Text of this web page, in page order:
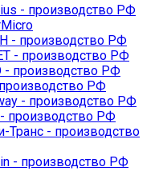
- производство РФ
- производство РФ
- производство РФ
производство РФ
РФ
- производство РФ
производство РФ
- производство
- производство РФ